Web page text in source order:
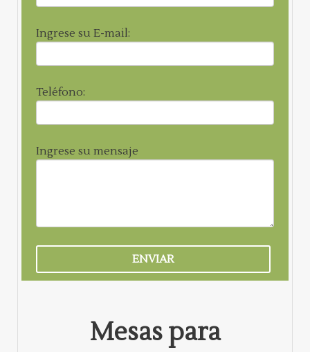
Ingrese su E-mail:
Teléfono:
Ingrese su mensaje
Mesas para